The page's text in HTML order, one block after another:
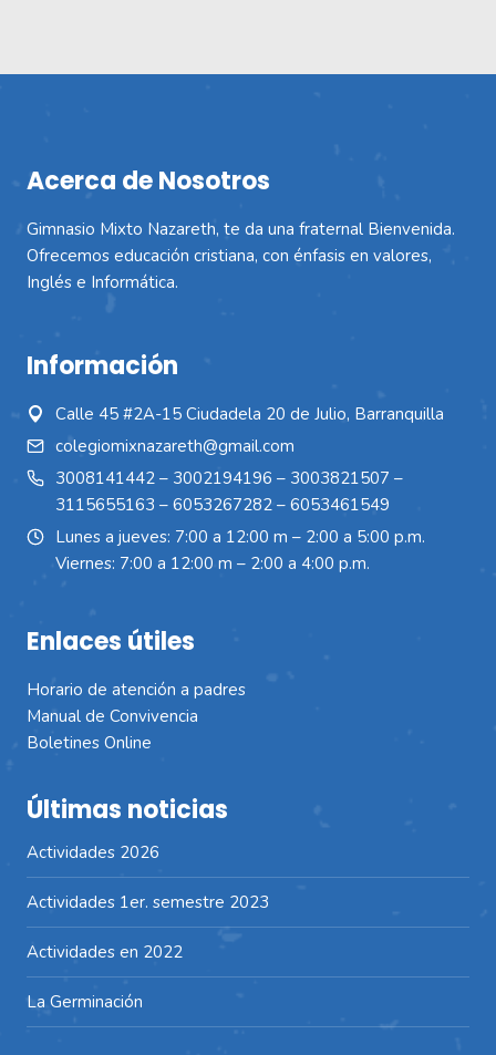
Acerca de Nosotros
Gimnasio Mixto Nazareth, te da una fraternal Bienvenida.
Ofrecemos educación cristiana, con énfasis en valores,
Inglés e Informática.
Información
Calle 45 #2A-15 Ciudadela 20 de Julio, Barranquilla
colegiomixnazareth@gmail.com
3008141442 – 3002194196 – 3003821507 –
3115655163 – 6053267282 – 6053461549
Lunes a jueves: 7:00 a 12:00 m – 2:00 a 5:00 p.m.
Viernes: 7:00 a 12:00 m – 2:00 a 4:00 p.m.
Enlaces útiles
Horario de atención a padres
Manual de Convivencia
Boletines Online
Últimas noticias
Actividades 2026
Actividades 1er. semestre 2023
Actividades en 2022
La Germinación